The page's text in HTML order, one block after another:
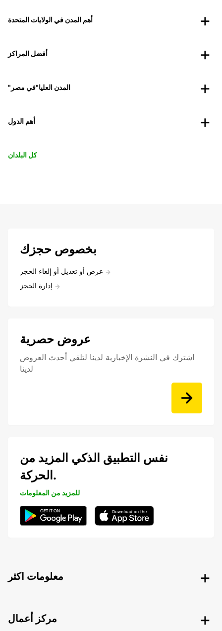
أهم المدن في الولايات المتحدة
أفضل المراكز
"المدن العليا"في مصر
أهم الدول
كل البلدان
بخصوص حجزك
عرض أو تعديل أو إلغاء الحجز
إدارة الحجز
عروض حصرية
اشترك في النشرة الإخبارية لدينا لتلقي أحدث العروض
لدينا
نفس التطبيق الذكي المزيد من
الحركة.
للمزيد من المعلومات
معلومات اكثر
مركز أعمال